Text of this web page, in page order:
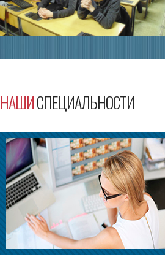
НАШИСПЕЦИАЛЬНОСТИ